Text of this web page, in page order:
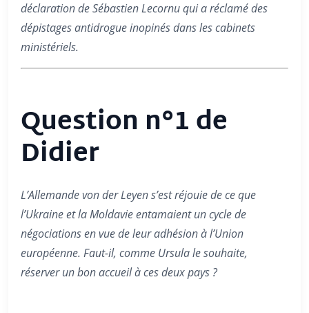
déclaration de Sébastien Lecornu qui a réclamé des
dépistages antidrogue inopinés dans les cabinets
ministériels.
Question n°1 de
Didier
L’Allemande von der Leyen s’est réjouie de ce que
l’Ukraine et la Moldavie entamaient un cycle de
négociations en vue de leur adhésion à l’Union
européenne. Faut-il, comme Ursula le souhaite,
réserver un bon accueil à ces deux pays ?